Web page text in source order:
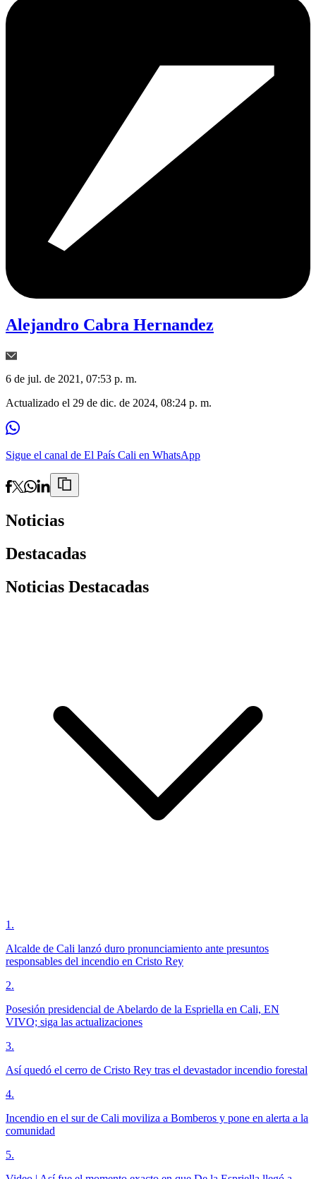
Alejandro Cabra Hernandez
6 de jul. de 2021, 07:53 p. m.
Actualizado el 29 de dic. de 2024, 08:24 p. m.
Sigue el canal de El País Cali en WhatsApp
Noticias
Destacadas
Noticias Destacadas
1 .
Alcalde de Cali lanzó duro pronunciamiento ante presuntos
responsables del incendio en Cristo Rey
2.
Posesión presidencial de Abelardo de la Espriella en Cali, EN
VIVO; siga las actualizaciones
3.
Así quedó el cerro de Cristo Rey tras el devastador incendio forestal
4.
Incendio en el sur de Cali moviliza a Bomberos y pone en alerta a la
comunidad
5.